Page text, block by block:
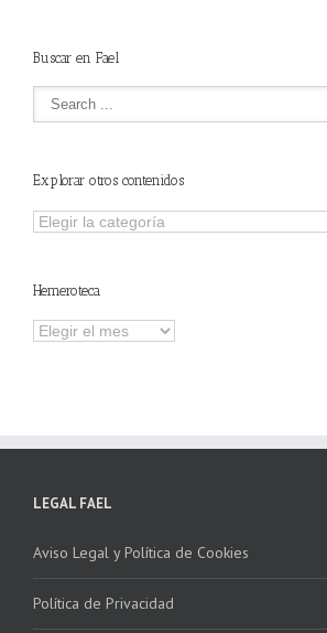
Buscar en Fael
Explorar otros contenidos
Explorar
Hemeroteca
Hemeroteca
LEGAL FAEL
Aviso Legal y Política de Cookies
Política de Privacidad